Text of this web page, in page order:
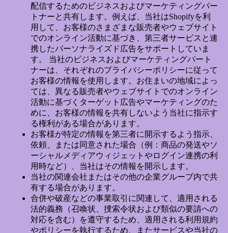
配信するためのビジネスおよびマーケティングパー
トナーと共有します。例えば、当社はShopifyを利
用して、お客様のさまざまな販売者やウェブサイト
でのオンライン活動に基づき、第三者サービスと連
携したパーソナライズド広告をサポートしていま
す。 当社のビジネスおよびマーケティングパート
ナーは、それぞれのプライバシーポリシーに従って
お客様の情報を使用します。お住まいの地域によっ
ては、異なる販売者やウェブサイトでのオンライン
活動に基づくターゲット広告やマーケティングのた
めに、お客様の情報を共有しないよう当社に指示す
る権利がある場合があります。
お客様が特定の情報を第三者に開示するよう指示、
依頼、または同意された場合（例：商品の発送やソ
ーシャルメディアウィジェットやログイン連携の利
用時など）、当社はその情報を開示します。
当社の関連会社またはその他の企業グループ内で共
有する場合があります。
合併や破産などの事業取引に関連して、適用される
法的義務（召喚状、捜索令状および類似の要請への
対応を含む）を遵守するため、適用される利用規約
やポリシーを執行するため、またサービスや当社の